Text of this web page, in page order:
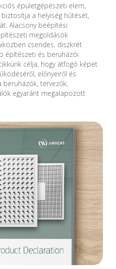
épületgépészeti elem,
a helyiség hűtését,
Alacsony beépítési
megoldások
csendes, diszkrét
építészeti és beruházói
célja, hogy átfogó képet
előnyeiről és
beruházók, tervezők,
egyaránt megalapozott